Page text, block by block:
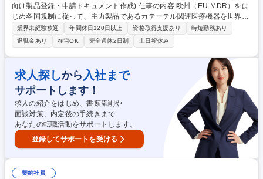
向け製品登録・申請ドキュメント作成) 仕事の内容 欧州（EU-MDR）をは
じめ各国規制に従って、主力製品であるカテーテル関連医療機器を世界市
場へ届けるための「製品登録・申請」に関する業務全般を担う。【担当製
品】人工心肺・カテーテル・ステントグラフト等 【詳細】■海外向け申請
書類の作成・提出 ■規制当局や認証機関からの照会対応（審査中の質問へ
の回答対応など） ■開発部門や品質保証部門など関係部署との調整、進捗
管理【業務の魅力】社内の複数部門と連携し、蓄積されたデータを申請書
類として「通る形」にまとめ上げる重要な役割。数多くの国の申請経験を
積むことができ、世界中の患者さんの治療やQOL向上に貢献できる。 募
集職種 【静岡/愛鷹工場】薬事登録関連業務(海外向け製品登録・申請ドキ
ュメント作成)
業界未経験歓迎 年間休日120日以上 資格取得支援あり
時短勤務あり
退職金あり
在宅OK 完全週休2日制 土日祝休み
求人探しから 入社まで
サポートします！
求人の紹介をはじめ、書類添削や
面談対策、内定後の手続きまで
あなたの転職活動をサポートします。
登録してサポートを受ける
契約社員